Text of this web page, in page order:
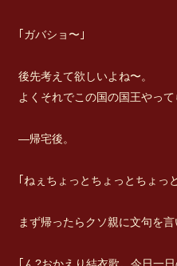
｢ガバショ〜｣
後先考えて欲しいよね〜。
よくそれでこの国の国王やっ
―帰宅後。
｢ねぇちょっとちょっとちょっ
まず帰ったらクソ親に文句を言